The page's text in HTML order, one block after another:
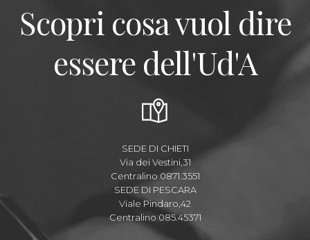
Scopri cosa vuol dire
essere dell'Ud'A
SEDE DI CHIETI
Via dei Vestini,31
Centralino 0871.3551
SEDE DI PESCARA
Viale Pindaro,42
Centralino 085.45371